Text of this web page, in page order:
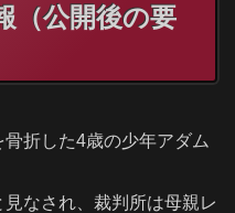
（公開後の要
折した4歳の少年アダム
なされ、裁判所は母親レ